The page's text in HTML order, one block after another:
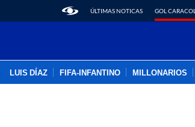
ÚLTIMAS NOTICAS GOL CARACOL
LUIS DÍAZ FIFA-INFANTINO MILLONARIOS